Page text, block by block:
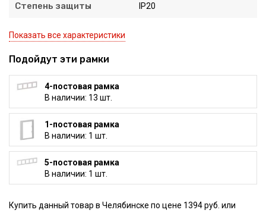
Степень защиты IP20
Показать все характеристики
Подойдут эти рамки
4-постовая рамка
В наличии: 13 шт.
1-постовая рамка
В наличии: 1 шт.
5-постовая рамка
В наличии: 1 шт.
Купить данный товар в Челябинске по цене 1394 руб. или